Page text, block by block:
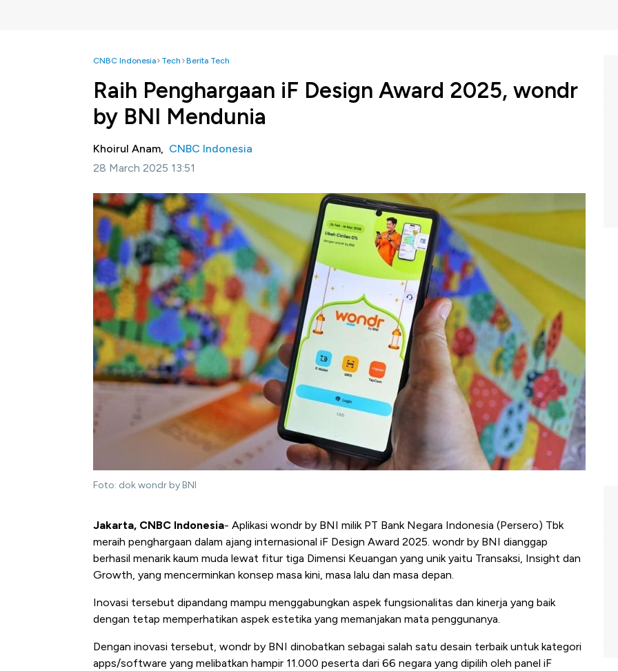
CNBC Indonesia Tech Berita Tech
Raih Penghargaan iF Design Award 2025, wondr
by BNI Mendunia
Khoirul Anam, CNBC Indonesia
28 March 2025 13:51
Foto: dok wondr by BNI
Jakarta, CNBC Indonesia- Aplikasi wondr by BNI milik PT Bank Negara Indonesia (Persero) Tbk
meraih penghargaan dalam ajang internasional iF Design Award 2025. wondr by BNI dianggap
berhasil menarik kaum muda lewat fitur tiga Dimensi Keuangan yang unik yaitu Transaksi, Insight dan
Growth, yang mencerminkan konsep masa kini, masa lalu dan masa depan.
Inovasi tersebut dipandang mampu menggabungkan aspek fungsionalitas dan kinerja yang baik
dengan tetap memperhatikan aspek estetika yang memanjakan mata penggunanya.
Dengan inovasi tersebut, wondr by BNI dinobatkan sebagai salah satu desain terbaik untuk kategori
apps/software yang melibatkan hampir 11.000 peserta dari 66 negara yang dipilih oleh panel iF